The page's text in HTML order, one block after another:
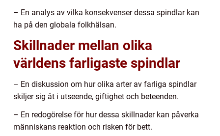
– En analys av vilka konsekvenser dessa spindlar kan
ha på den globala folkhälsan.
Skillnader mellan olika
världens farligaste spindlar
– En diskussion om hur olika arter av farliga spindlar
skiljer sig åt i utseende, giftighet och beteenden.
– En redogörelse för hur dessa skillnader kan påverka
människans reaktion och risken för bett.